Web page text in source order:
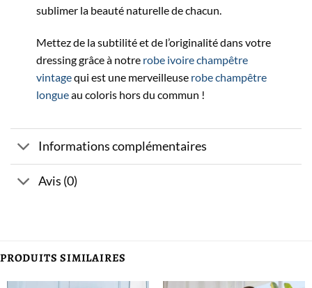
sublimer la beauté naturelle de chacun.
Mettez de la subtilité et de l’originalité dans votre
dressing grâce à notre robe ivoire champêtre
vintagequi est une merveilleuse robe champêtre
longueau coloris hors du commun !
Informations complémentaires
Avis (0)
PRODUITS SIMILAIRES